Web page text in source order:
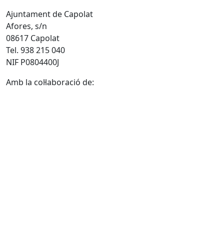
Ajuntament de Capolat
Afores, s/n
08617 Capolat
Tel. 938 215 040
NIF P0804400J
Amb la col·laboració de: